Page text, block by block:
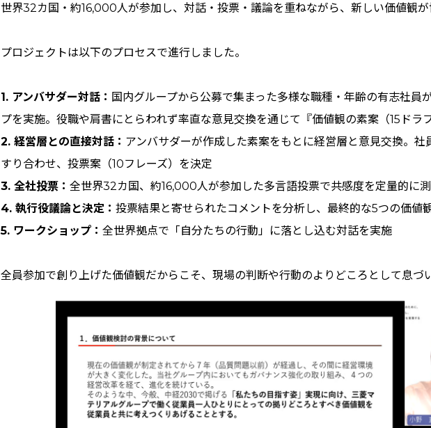
世界32カ国・約16,000人が参加し、対話・投票・議論を重ねながら、新しい価値観が
プロジェクトは以下のプロセスで進行しました。
1. アンバサダー対話： 国内グループから公募で集まった多様な職種・年齢の有志社員
プを実施。役職や肩書にとらわれず率直な意見交換を通じて『価値観の素案（15ドラ
2. 経営層との直接対話： アンバサダーが作成した素案をもとに経営層と意見交換。社
すり合わせ、投票案（10フレーズ）を決定
3. 全社投票： 全世界32カ国、約16,000人が参加した多言語投票で共感度を定量的に
4. 執行役議論と決定： 投票結果と寄せられたコメントを分析し、最終的な5つの価値
5. ワークショップ： 全世界拠点で「自分たちの行動」に落とし込む対話を実施
全員参加で創り上げた価値観だからこそ、現場の判断や行動のよりどころとして息づ